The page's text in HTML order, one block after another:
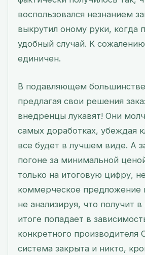
воспользовался незнанием
выкрутил оному руки, когда
удобный случай. К
единичен.
В подавляющем большинстве
предлагая свои решения
внедренцы лукавят! Они
самых доработках, убеждая
все будет в лучшем виде. А
погоне за минимальной
только на итоговую цифру,
коммерческое предложение
не анализируя, что получит
итоге попадает в
конкретного производителя
система закрыта и никто,